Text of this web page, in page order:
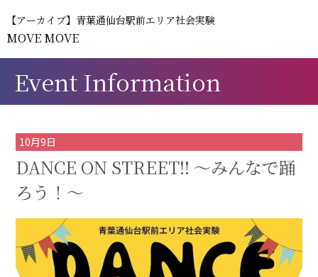
【アーカイブ】青葉通仙台駅前エリア社会実験
MOVE MOVE
Event Information
10月9日
DANCE ON STREET!! ～みんなで踊
ろう！～